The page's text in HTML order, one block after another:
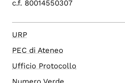
c.f. 80014550307
URP
PEC di Ateneo
Ufficio Protocollo